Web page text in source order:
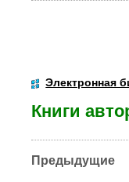
Электронная
Книги
Предыдущие